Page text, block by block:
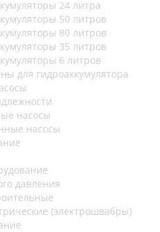
24 литра
50 литров
80 литров
35 литров
6 литров
для гидроаккумулятора
насосы
насосы
давления
(электрошвабры)